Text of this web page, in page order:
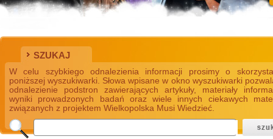
SZUKAJ
W celu szybkiego odnalezienia informacji prosimy o
poniższej wyszukiwarki. Słowa wpisane w okno wyszukiwarki
odnalezienie podstron zawierających artykuły, materiały
wyniki prowadzonych badań oraz wiele innych ciekawych
związanych z projektem Wielkopolska Musi Wiedzieć.